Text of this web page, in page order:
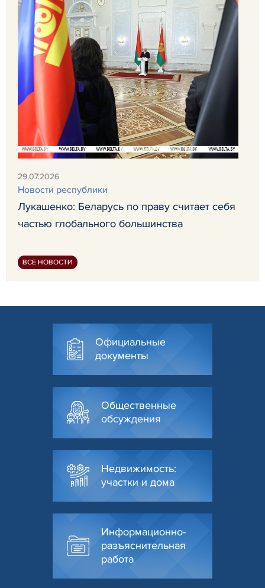
29.07.2026
Новости республики
Лукашенко: Беларусь по праву считает себя
частью глобального большинства
ВСЕ НОВОСТИ
Официальные
документы
Общественные
обсуждения
Недвижимость:
участки и дома
Информационно-
разъяснительная
работа